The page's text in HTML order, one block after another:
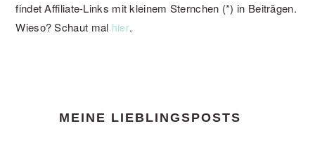
findet Affiliate-Links mit kleinem Sternchen (*) in Beiträgen.
Wieso? Schaut mal hier.
MEINE LIEBLINGSPOSTS